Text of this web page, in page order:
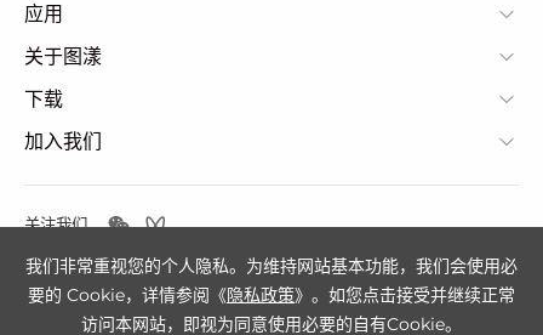
我们非常重视您的个人隐私。为维持网站基本功能，我们会使用必
要的 Cookie，详情参阅《隐私政策》。如您点击接受并继续正常
访问本网站，即视为同意使用必要的自有Cookie。
应用
关于图漾
下载
加入我们
关注我们
隐私政策 网站地图